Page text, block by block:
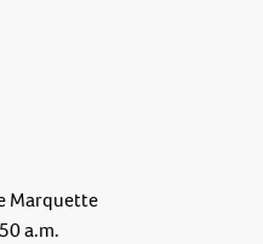
Marquette
a.m.